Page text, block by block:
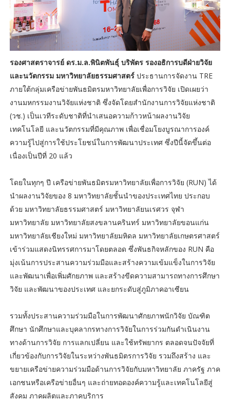
รองศาสตราจารย์ ดร.ม.ล.พินิตพันธุ์ บริพัตร รองอธิการบดีฝ่ายวิจัย
และนวัตกรรม มหาวิทยาลัยธรรมศาสตร์ ประธานการจัดงาน TRE
ภายใต้กลุ่มเครือข่ายพันธมิตรมหาวิทยาลัยเพื่อการวิจัย เปิดเผยว่า
งานมหกรรมงานวิจัยแห่งชาติ ซึ่งจัดโดยสำนักงานการวิจัยแห่งชาติ
(วช.) เป็นเวทีระดับชาติที่นำเสนอความก้าวหน้าผลงานวิจัย
เทคโนโลยี และนวัตกรรมที่มีคุณภาพ เพื่อเชื่อมโยงบูรณาการองค์
ความรู้ไปสู่การใช้ประโยชน์ในการพัฒนาประเทศ ซึ่งปีนี้จัดขึ้นต่อ
เนื่องเป็นปีที่ 20 แล้ว
โดยในทุกๆ ปี เครือข่ายพันธมิตรมหาวิทยาลัยเพื่อการวิจัย (RUN) ได้
นำผลงานวิจัยของ 8 มหาวิทยาลัยชั้นนำของประเทศไทย ประกอบ
ด้วย มหาวิทยาลัยธรรมศาสตร์ มหาวิทยาลัยนเรศวร จุฬา
มหาวิทยาลัย มหาวิทยาลัยสงขลานครินทร์ มหาวิทยาลัยขอนแก่น
มหาวิทยาลัยเชียงใหม่ มหาวิทยาลัยมหิดล มหาวิทยาลัยเกษตรศาสตร์
เข้าร่วมแสดงนิทรรศการมาโดยตลอด ซึ่งพันธกิจหลักของ RUN คือ
มุ่งเน้นการประสานความร่วมมือและสร้างความเข้มแข็งในการวิจัย
และพัฒนาเพื่อเพิ่มศักยภาพ และสร้างขีดความสามารถทางการศึกษา
วิจัย และพัฒนาของประเทศ และยกระดับสู่ภูมิภาคอาเซียน
รวมทั้งประสานความร่วมมือในการพัฒนาศักยภาพนักวิจัย บัณฑิต
ศึกษา นักศึกษาและบุคลากรทางการวิจัยในการร่วมกันดำเนินงาน
ทางด้านการวิจัย การแลกเปลี่ยน และใช้ทรัพยากร ตลอดจนปัจจัยที่
เกี่ยวข้องกับการวิจัยในระหว่างพันธมิตรการวิจัย รวมถึงสร้าง และ
ขยายเครือข่ายความร่วมมือด้านการวิจัยกับมหาวิทยาลัย ภาครัฐ ภาค
เอกชนหรือเครือข่ายอื่นๆ และถ่ายทอดองค์ความรู้และเทคโนโลยีสู่
สังคม ภาคผลิตและภาคบริการ